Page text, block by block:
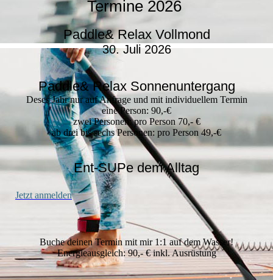
Termine 2026
Paddle& Relax Vollmond
30. Juli 2026
Paddle& Relax Sonnenuntergang
Deses Jahr nur auf Anfrage und mit individuellem Termin
eine Person: 90,-€
zwei Personen: pro Person 70,- €
ab drei bis sechs Personen: pro Person 49,-€
Ent-SUPe dem Alltag
Jetzt anmelden
Buche deinen Termin mit mir 1:1 auf dem Wasser!
Energieausgleich: 90,- € inkl. Ausrüstung